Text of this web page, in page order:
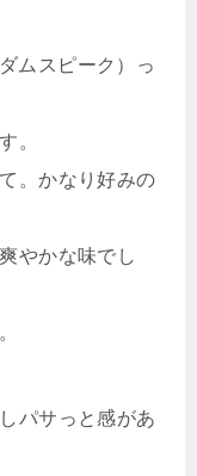
ムスピーク）っ
。
。かなり好みの
やかな味でし
パサっと感があ